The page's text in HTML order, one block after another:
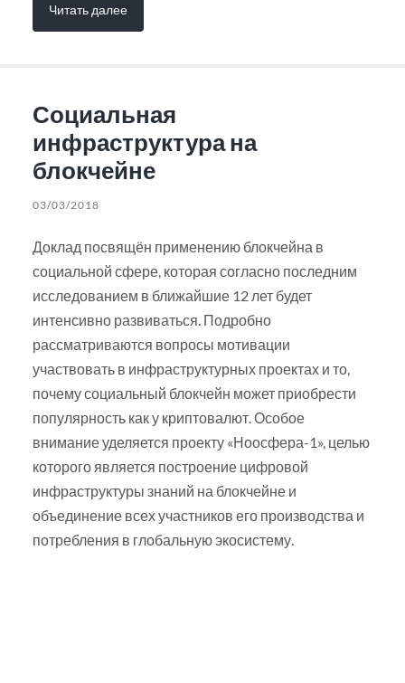
Читать далее
Социальная
инфраструктура на
блокчейне
03/03/2018
Доклад посвящён применению блокчейна в
социальной сфере, которая согласно последним
исследованием в ближайшие 12 лет будет
интенсивно развиваться. Подробно
рассматриваются вопросы мотивации
участвовать в инфраструктурных проектах и то,
почему социальный блокчейн может приобрести
популярность как у криптовалют. Особое
внимание уделяется проекту «Ноосфера-1», целью
которого является построение цифровой
инфраструктуры знаний на блокчейне и
объединение всех участников его производства и
потребления в глобальную экосистему.